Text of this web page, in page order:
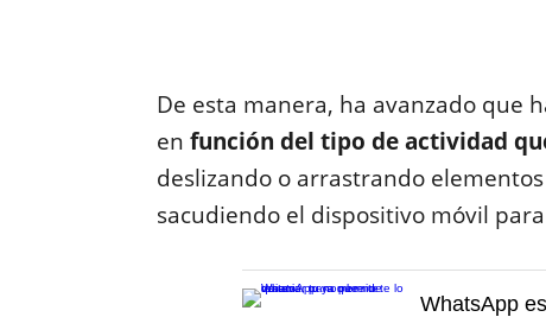
De esta manera, ha avanzado que
en función del tipo de actividad
deslizando o arrastrando
sacudiendo el dispositivo móvil
WhatsApp